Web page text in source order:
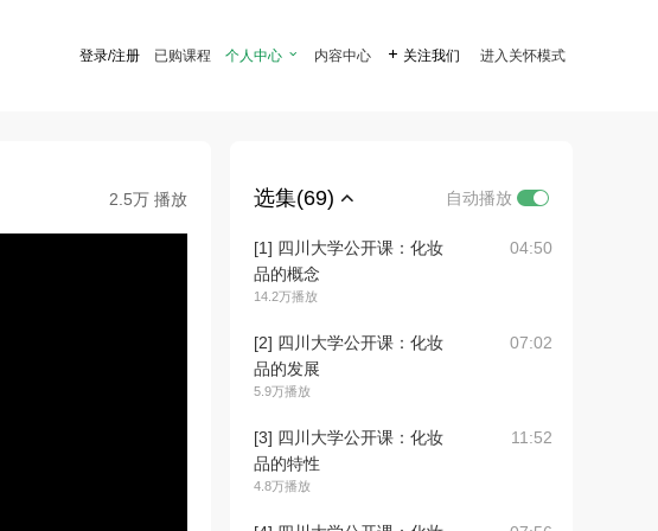
登录/注册 已购课程 个人中心  内容中心  关注我们 进入关怀模式
2.5万 播放 选集(69) 自动播放
[1] 四川大学公开课：化妆
品的概念
14.2万播放
04:50
[2] 四川大学公开课：化妆
品的发展
5.9万播放
07:02
[3] 四川大学公开课：化妆
品的特性
4.8万播放
11:52